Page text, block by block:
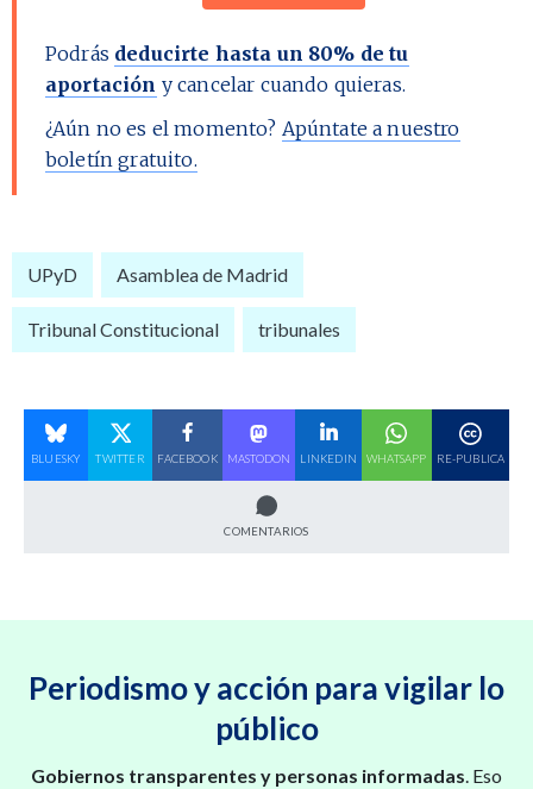
Podrás deducirte hasta un 80% de tu
aportación y cancelar cuando quieras.
¿Aún no es el momento? Apúntate a nuestro
boletín gratuito.
UPyD Asamblea de Madrid
Tribunal Constitucional tribunales
BLUESKY TWITTER FACEBOOK MASTODON LINKEDIN WHATSAPP RE-PUBLICA
COMENTARIOS
Periodismo y acción para vigilar lo
público
Gobiernos transparentes y personas informadas. Eso